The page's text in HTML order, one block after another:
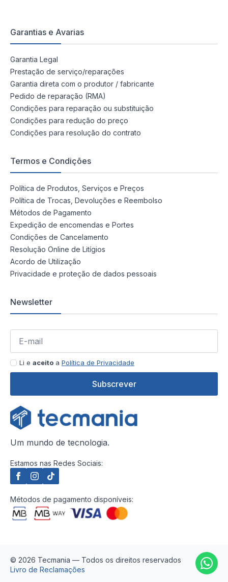
Garantias e Avarias
Garantia Legal
Prestação de serviço/reparações
Garantia direta com o produtor / fabricante
Pedido de reparação (RMA)
Condições para reparação ou substituição
Condições para redução do preço
Condições para resolução do contrato
Termos e Condições
Política de Produtos, Serviços e Preços
Política de Trocas, Devoluções e Reembolso
Métodos de Pagamento
Expedição de encomendas e Portes
Condições de Cancelamento
Resolução Online de Litígios
Acordo de Utilização
Privacidade e proteção de dados pessoais
Newsletter
Li e aceito a Política de Privacidade
Subscrever
Um mundo de tecnologia.
Estamos nas Redes Sociais:
Métodos de pagamento disponíveis:
© 2026 Tecmania — Todos os direitos reservados
Livro de Reclamações